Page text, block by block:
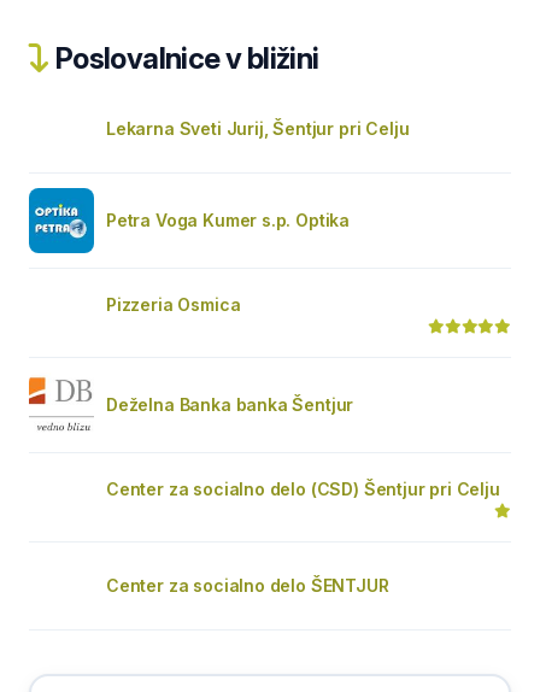
Poslovalnice v bližini
Lekarna Sveti Jurij, Šentjur pri Celju
Petra Voga Kumer s.p. Optika
Pizzeria Osmica
Deželna Banka banka Šentjur
Center za socialno delo (CSD) Šentjur pri Celju
Center za socialno delo ŠENTJUR